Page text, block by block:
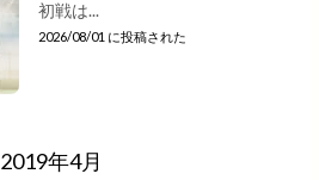
初戦は...
2026/08/01 に投稿された
2019年4月